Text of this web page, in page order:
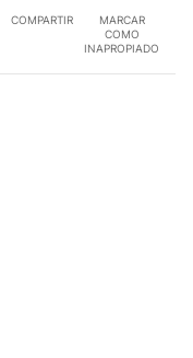
COMPARTIR
MARCAR
COMO
INAPROPIADO